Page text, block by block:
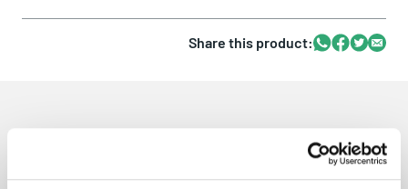
Share this product:Whatsapp
Facebook
Twitter
Email